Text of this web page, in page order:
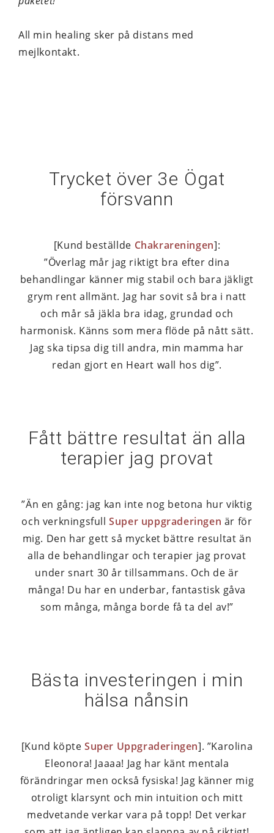
All min healing sker på distans med
mejlkontakt.
Trycket över 3e Ögat
försvann
[Kund beställde Chakrareningen]:
”Överlag mår jag riktigt bra efter dina
behandlingar känner mig stabil och bara jäkligt
grym rent allmänt. Jag har sovit så bra i natt
och mår så jäkla bra idag, grundad och
harmonisk. Känns som mera flöde på nått sätt.
Jag ska tipsa dig till andra, min mamma har
redan gjort en Heart wall hos dig”.
Fått bättre resultat än alla
terapier jag provat
”Än en gång: jag kan inte nog betona hur viktig
och verkningsfullSuper uppgraderingen är för
mig. Den har gett så mycket bättre resultat än
alla de behandlingar och terapier jag provat
under snart 30 år tillsammans. Och de är
många! Du har en underbar, fantastisk gåva
som många, många borde få ta del av!”
Bästa investeringen i min
hälsa nånsin
[Kund köpte Super Uppgraderingen]. ”Karolina
Eleonora! Jaaaa! Jag har känt mentala
förändringar men också fysiska! Jag känner mig
otroligt klarsynt och min intuition och mitt
medvetande verkar vara på topp! Det verkar